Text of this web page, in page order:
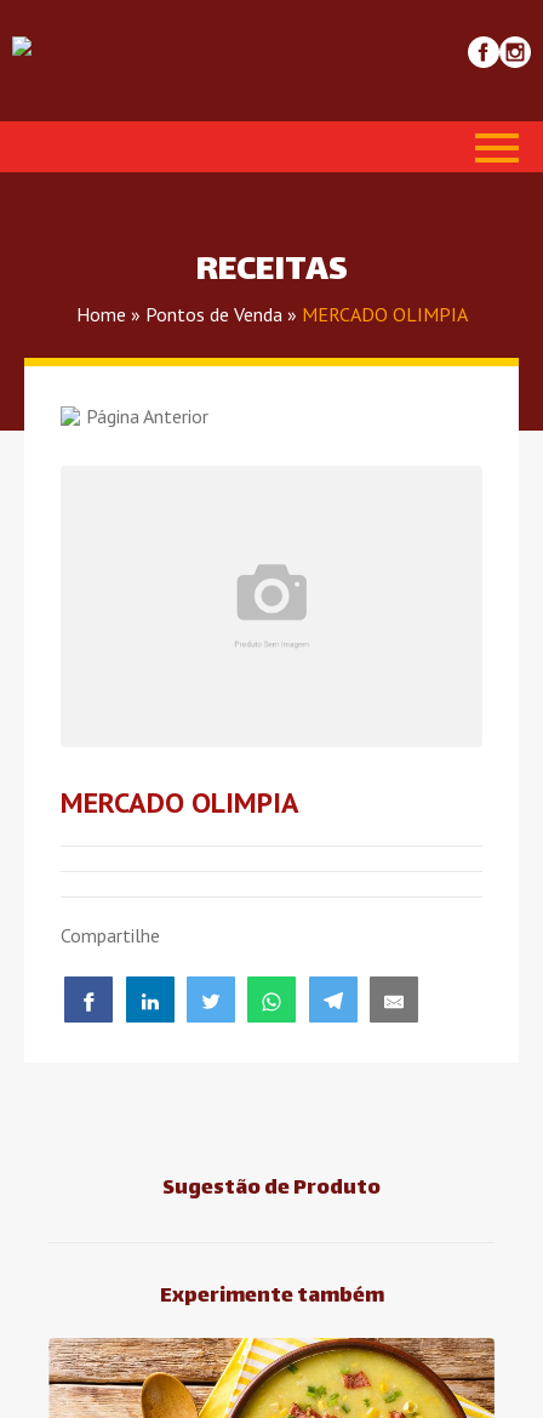
RECEITAS
Home » Pontos de Venda » MERCADO OLIMPIA
Página Anterior
MERCADO OLIMPIA
Compartilhe
Sugestão de Produto
Experimente também